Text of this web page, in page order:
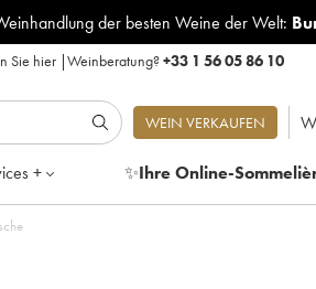
der besten Weine der Welt:
Sie hier|Weinberatung?+33 1 56 05 86 10
WEIN VERKAUFEN
+ ✨Ihre Online-
1 Flasche